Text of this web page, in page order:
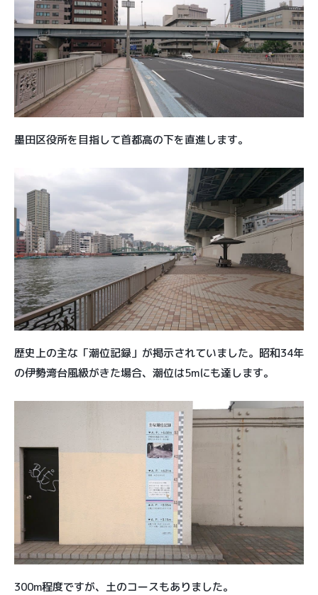
墨田区役所を目指して首都高の下を直進します。
歴史上の主な「潮位記録」が掲示されていました。昭和34年
の伊勢湾台風級がきた場合、潮位は5mにも達します。
300m程度ですが、土のコースもありました。